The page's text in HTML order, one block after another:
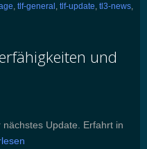
, tlf-general , tlf-update, tl3-news,
und
Update. Erfahrt in